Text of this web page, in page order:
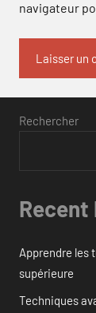
navigateur
Rechercher
Recent
Apprendre les
supérieure
Techniques